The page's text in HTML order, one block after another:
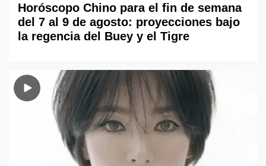
Horóscopo Chino para el fin de semana
del 7 al 9 de agosto: proyecciones bajo
la regencia del Buey y el Tigre